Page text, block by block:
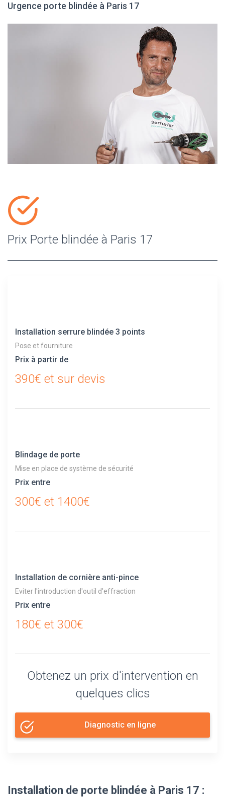
Urgence porte blindée à Paris 17
Prix Porte blindée à Paris 17
Installation serrure blindée 3 points
Pose et fourniture
Prix à partir de
390€ et sur devis
Blindage de porte
Mise en place de système de sécurité
Prix entre
300€ et 1400€
Installation de cornière anti-pince
Eviter l'introduction d'outil d'effraction
Prix entre
180€ et 300€
Obtenez un prix d'intervention en
quelques clics
Diagnostic en ligne
Installation de porte blindée à Paris 17 :